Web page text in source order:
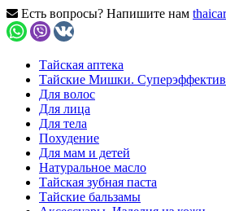
Есть вопросы? Напишите нам
Тайская аптека
Тайские Мишки.
Для волос
Для лица
Для тела
Похудение
Для мам и детей
Натуральное масло
Тайская зубная паста
Тайские бальзамы